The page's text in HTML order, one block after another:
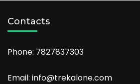
Contacts
Phone: 7827837303
Email: info@trekalone.com